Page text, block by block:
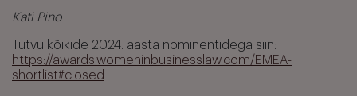
Kati Pino
Tutvu kõikide 2024. aasta nominentidega siin:
https://awards.womeninbusinesslaw.com/EMEA-
shortlist#closed